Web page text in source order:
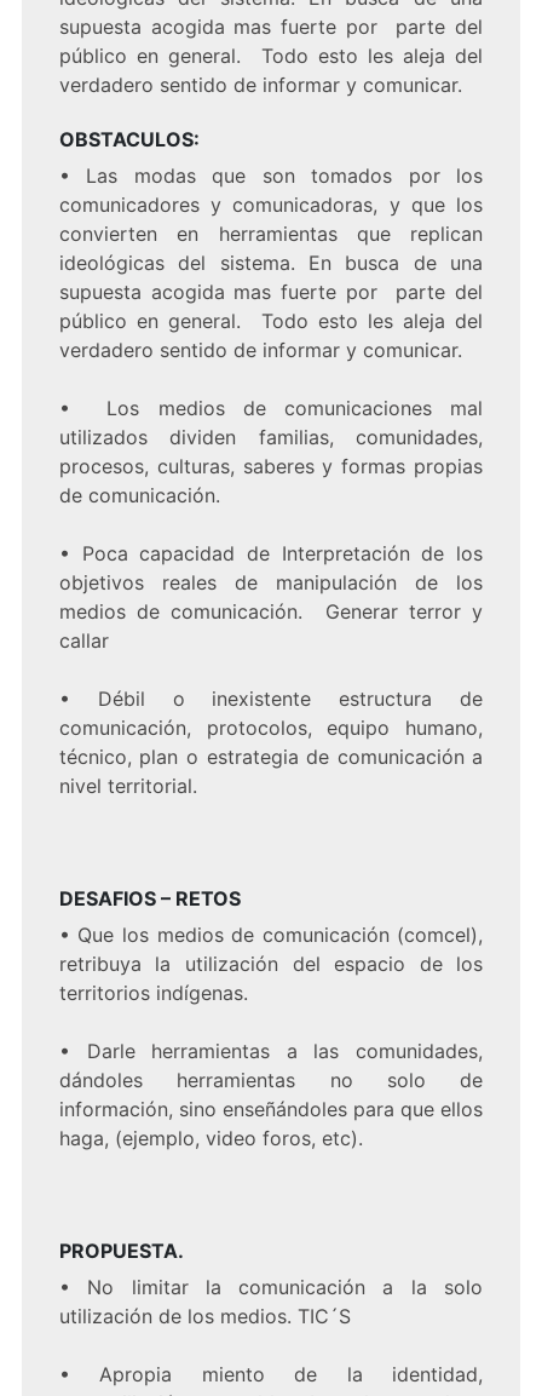
supuesta acogida mas fuerte por parte del
público en general. Todo esto les aleja del
verdadero sentido de informar y comunicar.
OBSTACULOS:
•
Las modas que son tomados por los
comunicadores y comunicadoras, y que los
convierten en herramientas que replican
ideológicas del sistema. En busca de una
supuesta acogida mas fuerte por parte del
público en general. Todo esto les aleja del
verdadero sentido de informar y comunicar.
•
Los medios de comunicaciones mal
utilizados dividen familias, comunidades,
procesos, culturas, saberes y formas propias
de comunicación.
•
Poca capacidad de Interpretación de los
objetivos reales de manipulación de los
medios de comunicación. Generar terror y
callar
•
Débil o inexistente estructura de
comunicación, protocolos, equipo humano,
técnico, plan o estrategia de comunicación a
nivel territorial.
DESAFIOS – RETOS
• Que los medios de comunicación (comcel),
retribuya la utilización del espacio de los
territorios indígenas.
•
Darle herramientas a las comunidades,
dándoles herramientas no solo de
información, sino enseñándoles para que ellos
haga, (ejemplo, video foros, etc).
PROPUESTA.
•
No limitar la comunicación a la solo
utilización de los medios. TIC´S
•
Apropia miento de la identidad,